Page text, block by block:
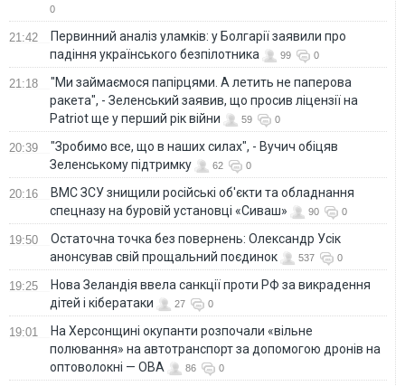
0
21:42
Первинний аналіз уламків: у Болгарії заявили про
падіння українського безпілотника
99 0
21:18
"Ми займаємося папірцями. А летить не паперова
ракета", - Зеленський заявив, що просив ліцензії на
Patriot ще у перший рік війни
59 0
20:39
"Зробимо все, що в наших силах", - Вучич обіцяв
Зеленському підтримку
62 0
20:16
ВМС ЗСУ знищили російські об'єкти та обладнання
спецназу на буровій установці «Сиваш»
90 0
19:50
Остаточна точка без повернень: Олександр Усік
анонсував свій прощальний поєдинок
537 0
19:25
Нова Зеландія ввела санкції проти РФ за викрадення
дітей і кібератаки
27 0
19:01
На Херсонщині окупанти розпочали «вільне
полювання» на автотранспорт за допомогою дронів на
оптоволокні — ОВА
86 0